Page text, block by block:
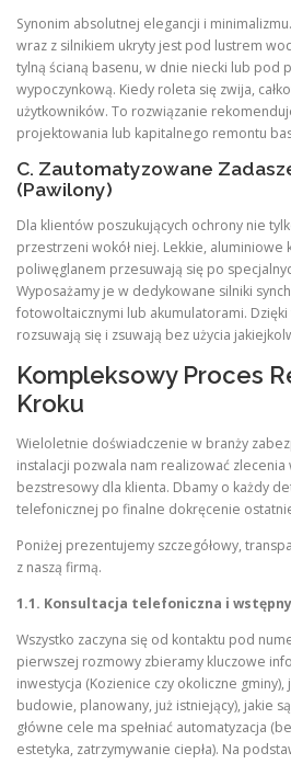
Synonim absolutnej elegancji i
wraz z silnikiem ukryty jest pod lustrem
tylną ścianą basenu, w dnie niecki lub pod
wypoczynkową. Kiedy roleta się zwija,
użytkowników. To rozwiązanie
projektowania lub kapitalnego remontu
C. Zautomatyzowane
(Pawilony)
Dla klientów poszukujących ochrony nie
przestrzeni wokół niej. Lekkie, aluminiowe
poliwęglanem przesuwają się po
Wyposażamy je w dedykowane silniki
fotowoltaicznymi lub akumulatorami.
rozsuwają się i zsuwają bez użycia
Kompleksowy Proces
Kroku
Wieloletnie doświadczenie w branży
instalacji pozwala nam realizować zlecenia
bezstresowy dla klienta. Dbamy o każdy
telefonicznej po finalne dokręcenie
Poniżej prezentujemy szczegółowy,
z naszą firmą.
1.1. Konsultacja telefoniczna i
Wszystko zaczyna się od kontaktu pod
pierwszej rozmowy zbieramy kluczowe
inwestycja (Kozienice czy okoliczne
budowie, planowany, już istniejący), jakie
główne cele ma spełniać automatyzacja
estetyka, zatrzymywanie ciepła). Na